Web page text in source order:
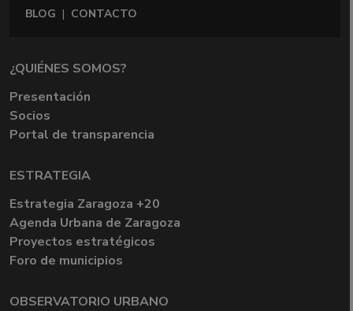
BLOG | CONTACTO
¿QUIÉNES SOMOS?
Presentación
Socios
Portal de transparencia
ESTRATEGIA
Estrategia Zaragoza +20
Agenda Urbana de Zaragoza
Proyectos estratégicos
Foro de municipios
OBSERVATORIO URBANO